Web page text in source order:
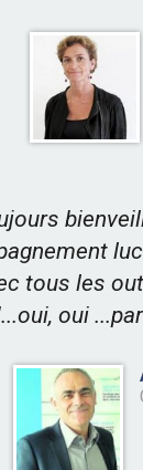
tous les
oui